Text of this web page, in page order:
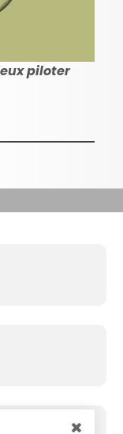
piloter